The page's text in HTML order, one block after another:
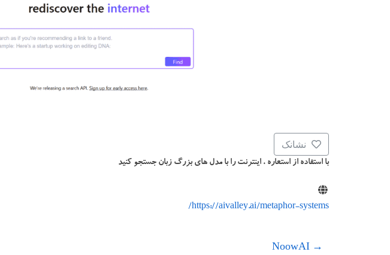
نشانک
با استفاده از استعاره ، اینترنت را با مدل های بزرگ زبان جستجو کنید
https://aivalley.ai/metaphor-systems/
→